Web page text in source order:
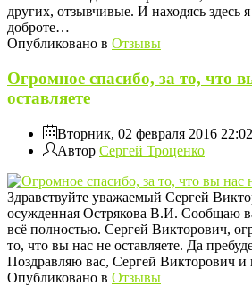
других, отзывчивые. И находясь здесь
доброте…
Опубликовано в Отзывы
Огромное спасибо, за то, что
оставляете
Вторник, 02 февраля 2016 22:02
Автор Сергей Троценко
Здравствуйте уважаемый Сергей
осужденная Острякова В.И. Сообщаю
всё полностью. Сергей Викторович,
то, что вы нас не оставляете. Да
Поздравляю вас, Сергей Викторович
Опубликовано в Отзывы